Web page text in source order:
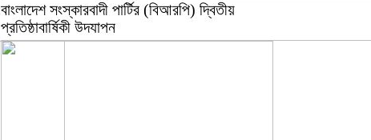
বাংলাদেশ সংস্কারবাদী পার্টির (বিআরপি) দ্বিতীয়
প্রতিষ্ঠাবার্ষিকী উদযাপন